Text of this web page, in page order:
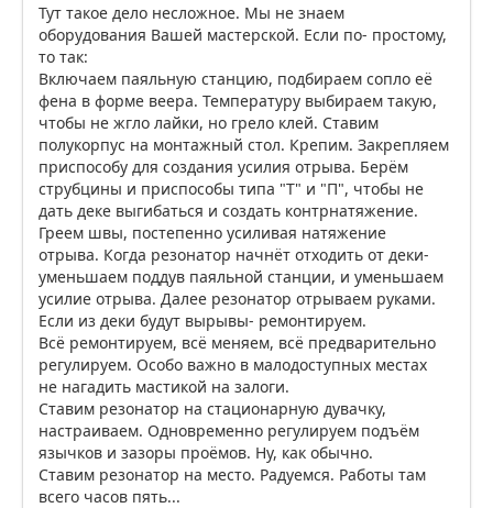
Тут такое дело несложное. Мы не знаем
оборудования Вашей мастерской. Если по- простому,
то так:
Включаем паяльную станцию, подбираем сопло её
фена в форме веера. Температуру выбираем такую,
чтобы не жгло лайки, но грело клей. Ставим
полукорпус на монтажный стол. Крепим. Закрепляем
приспособу для создания усилия отрыва. Берём
струбцины и приспособы типа "Т" и "П", чтобы не
дать деке выгибаться и создать контрнатяжение.
Греем швы, постепенно усиливая натяжение
отрыва. Когда резонатор начнёт отходить от деки-
уменьшаем поддув паяльной станции, и уменьшаем
усилие отрыва. Далее резонатор отрываем руками.
Если из деки будут вырывы- ремонтируем.
Всё ремонтируем, всё меняем, всё предварительно
регулируем. Особо важно в малодоступных местах
не нагадить мастикой на залоги.
Ставим резонатор на стационарную дувачку,
настраиваем. Одновременно регулируем подъём
язычков и зазоры проёмов. Ну, как обычно.
Ставим резонатор на место. Радуемся. Работы там
всего часов пять...